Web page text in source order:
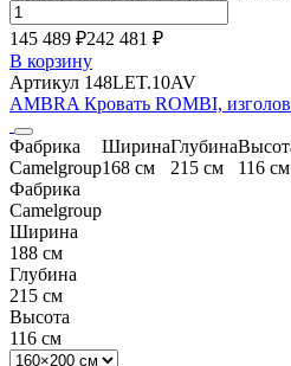
145 489 ₽242 481 ₽
В корзину
Артикул 148LET.10AV
AMBRA Кровать ROMBI,
Фабрика
Camelgroup
Ширина
168 см
Глубина
215 см
116 см
Фабрика
Camelgroup
Ширина
188 см
Глубина
215 см
Высота
116 см